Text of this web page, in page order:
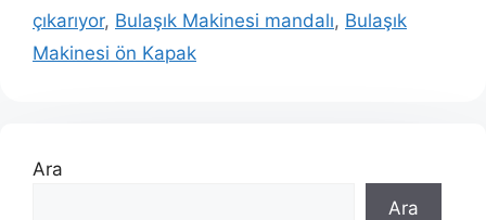
çıkarıyor, Bulaşık Makinesi mandalı, Bulaşık
Makinesi ön Kapak
Ara
Ara